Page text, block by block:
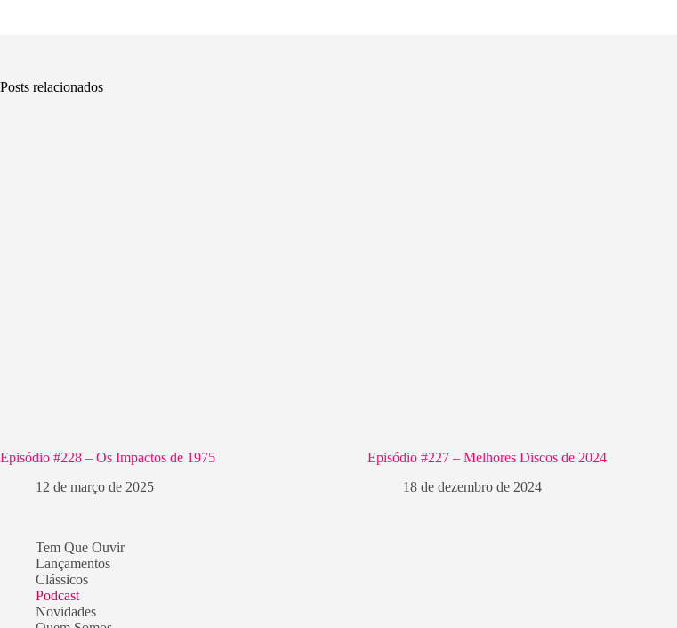
Posts relacionados
Episódio #228 – Os Impactos de 1975
12 de março de 2025
Episódio #227 – Melhores Discos de 2024
18 de dezembro de 2024
Tem Que Ouvir
Lançamentos
Clássicos
Podcast
Novidades